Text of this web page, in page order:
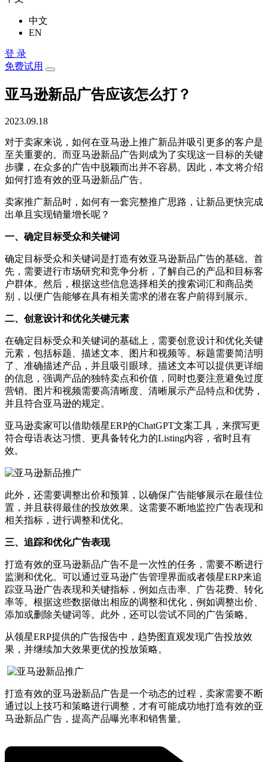
中文
EN
登 录
免费试用
亚马逊新品广告应该怎么打？
2023.09.18
对于卖家来说，如何在亚马逊上推广新品并吸引更多的客户是
至关重要的。而亚马逊新品广告则成为了实现这一目标的关键
步骤，在众多的广告中脱颖而出并不容易。因此，本文将介绍
如何打造有效的亚马逊新品广告。
卖家推广新品时，如何有一套完整推广思路，让新品更快完成
出单且实现销量增长呢？
一、确定目标受众和关键词
确定目标受众和关键词是打造有效亚马逊新品广告的基础。首
先，需要进行市场研究和竞争分析，了解自己的产品和目标客
户群体。然后，根据这些信息选择相关的搜索词汇和商品类
别，以便广告能够在具有相关需求的潜在客户前得到展示。
二、创意设计和优化关键元素
在确定目标受众和关键词的基础上，需要创意设计和优化关键
元素，包括标题、描述文本、图片和视频等。标题需要简洁明
了、准确描述产品，并且吸引眼球。描述文本可以提供更详细
的信息，强调产品的独特卖点和价值，同时也要注意避免过度
营销。图片和视频需要高清晰度、清晰展示产品特点和优势，
并且符合亚马逊的规定。
亚马逊卖家可以借助领星ERP的ChatGPT文案工具，来撰写更
符合母语表达习惯、更具备转化力的Listing内容，省时且有
效。
此外，还需要调整出价和预算，以确保广告能够展示在最佳位
置，并且获得最佳的投放效果。这需要不断地监控广告表现和
相关指标，进行调整和优化。
三、追踪和优化广告表现
打造有效的亚马逊新品广告不是一次性的任务，需要不断进行
监测和优化。可以通过亚马逊广告管理界面或者领星ERP来追
踪亚马逊广告表现和关键指标，例如点击率、广告花费、转化
率等。根据这些数据做出相应的调整和优化，例如调整出价、
添加或删除关键词等。此外，还可以尝试不同的广告策略。
从领星ERP提供的广告报告中，趋势图直观发现广告投放效
果，并继续加大效果更优的投放策略。
打造有效的亚马逊新品广告是一个动态的过程，卖家需要不断
通过以上技巧和策略进行调整，才有可能成功地打造有效的亚
马逊新品广告，提高产品曝光率和销售量。